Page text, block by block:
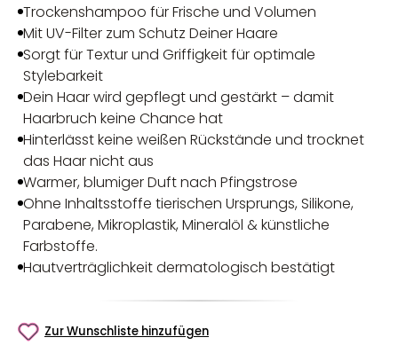
Trockenshampoo für Frische und Volumen
Mit UV-Filter zum Schutz Deiner Haare
Sorgt für Textur und Griffigkeit für optimale
Stylebarkeit
Dein Haar wird gepflegt und gestärkt – damit
Haarbruch keine Chance hat
Hinterlässt keine weißen Rückstände und trocknet
das Haar nicht aus
Warmer, blumiger Duft nach Pfingstrose
Ohne Inhaltsstoffe tierischen Ursprungs, Silikone,
Parabene, Mikroplastik, Mineralöl & künstliche
Farbstoffe.
Hautverträglichkeit dermatologisch bestätigt
Zur Wunschliste hinzufügen